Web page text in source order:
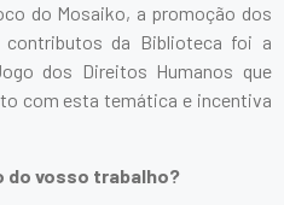
do Mosaiko, a promoção dos
contributos da Biblioteca foi a
dos Direitos Humanos que
com esta temática e incentiva
do vosso trabalho?